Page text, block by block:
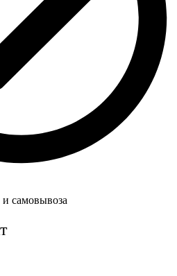
самовывоза